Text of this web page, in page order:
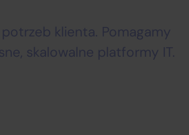
klienta. Pomagamy
skalowalne platformy IT.